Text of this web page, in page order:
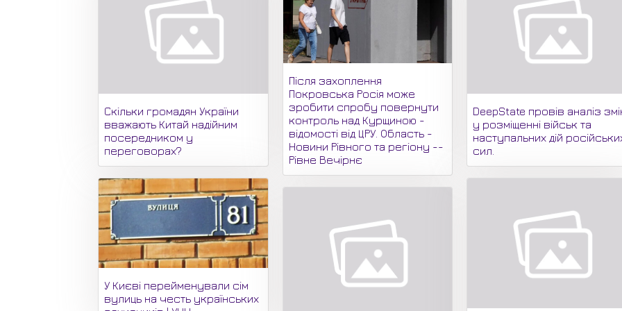
Скільки громадян України
вважають Китай надійним
посередником у
переговорах?
У Києві перейменували сім
вулиць на честь українських
Після захоплення
Покровська Росія може
зробити спробу повернути
контроль над Курщиною -
відомості від ЦРУ. Область -
Новини Рівного та регіону --
Рівне Вечірнє
DeepState провів аналіз
у розміщенні військ та
наступальних дій
сил.